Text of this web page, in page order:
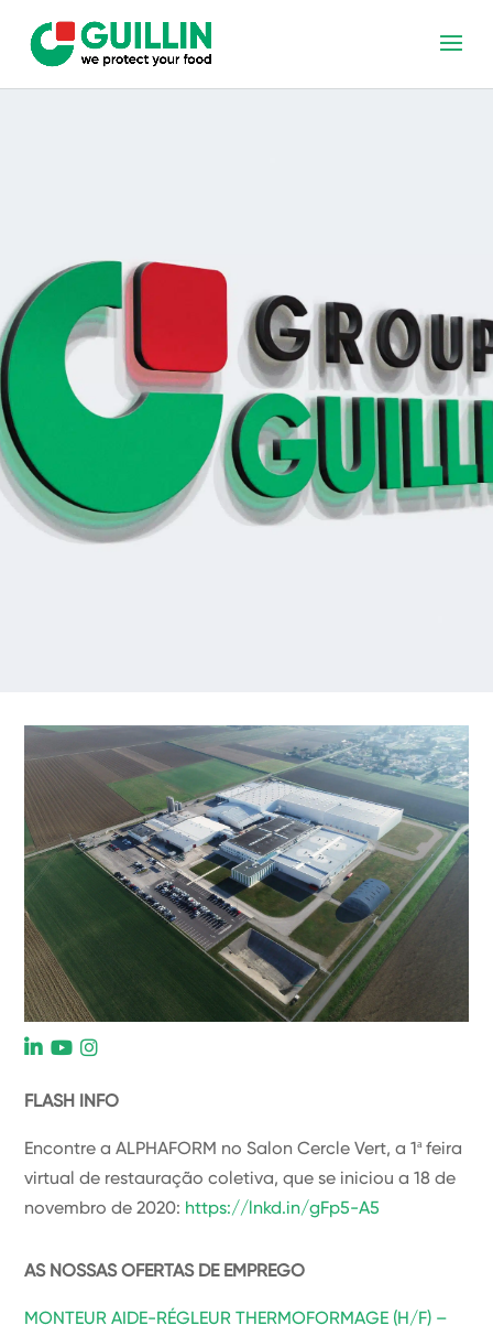
L
FLASH INFO
Encontre a ALPHAFORM no Salon Cercle Vert, a 1ª feira
virtual de restauração coletiva, que se iniciou a 18 de
novembro de 2020: https://lnkd.in/gFp5-A5
AS NOSSAS OFERTAS DE EMPREGO
MONTEUR AIDE-RÉGLEUR THERMOFORMAGE (H/F) –